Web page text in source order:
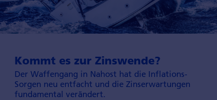
Kommt es zur Zins­wende?
Der Waffen­gang in Nahost hat die Inflations-
Sorgen neu entfacht und die Zins­erwar­tungen
funda­mental verän­dert.